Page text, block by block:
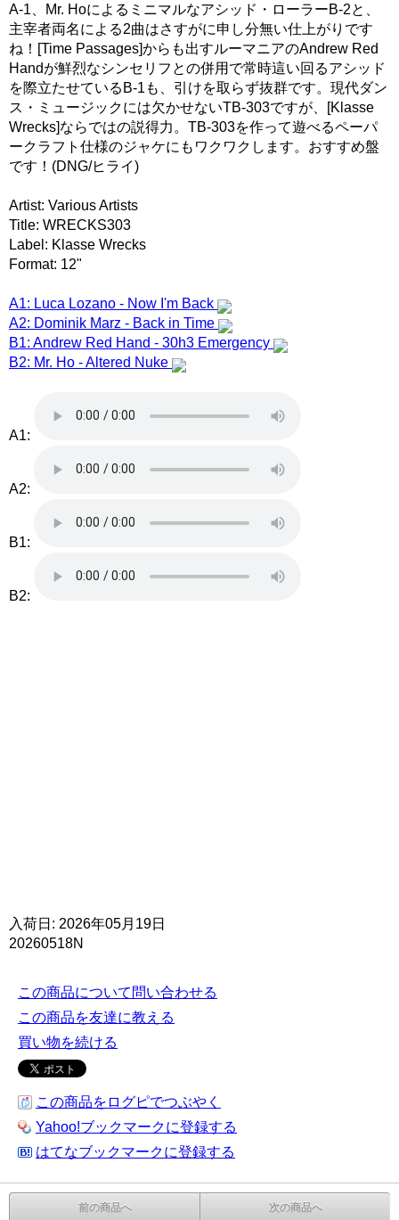
A-1、Mr. Hoによるミニマルなアシッド・ローラーB-2と、
主宰者両名による2曲はさすがに申し分無い仕上がりです
ね！[Time Passages]からも出すルーマニアのAndrew Red
Handが鮮烈なシンセリフとの併用で常時這い回るアシッド
を際立たせているB-1も、引けを取らず抜群です。現代ダン
ス・ミュージックには欠かせないTB-303ですが、[Klasse
Wrecks]ならではの説得力。TB-303を作って遊べるペーパ
ークラフト仕様のジャケにもワクワクします。おすすめ盤
です！(DNG/ヒライ)
Artist: Various Artists
Title: WRECKS303
Label: Klasse Wrecks
Format: 12"
A1: Luca Lozano - Now I'm Back
A2: Dominik Marz - Back in Time
B1: Andrew Red Hand - 30h3 Emergency
B2: Mr. Ho - Altered Nuke
A1:
A2:
B1:
B2:
入荷日: 2026年05月19日
20260518N
この商品について問い合わせる
この商品を友達に教える
買い物を続ける
この商品をログピでつぶやく
Yahoo!ブックマークに登録する
はてなブックマークに登録する
前の商品へ 次の商品へ